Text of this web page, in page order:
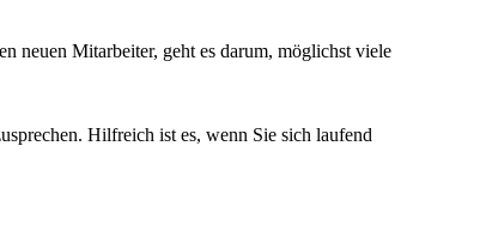
neuen Mitarbeiter, geht es darum, möglichst viele
Hilfreich ist es, wenn Sie sich laufend